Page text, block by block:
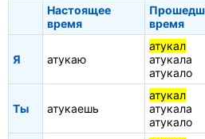
Настоящее
время
время
Я атукаю
атукал
атукала
атукало
Ты атукаешь
атукал
атукала
атукало